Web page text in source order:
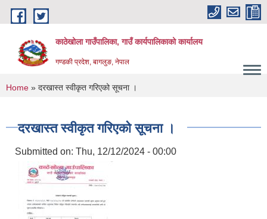
Skip to main content
काठेखोला गाउँपालिका, गाउँ कार्यपालिकाको कार्यालय
गण्डकी प्रदेश, बागलुङ, नेपाल
You are here
Home » दरखास्त स्वीकृत गरिएको सूचना ।
दरखास्त स्वीकृत गरिएको सूचना ।
Submitted on: Thu, 12/12/2024 - 00:00